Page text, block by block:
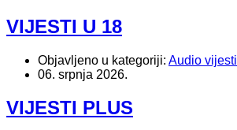
VIJESTI U 18
Objavljeno u kategoriji: Audio vijesti
06. srpnja 2026.
VIJESTI PLUS